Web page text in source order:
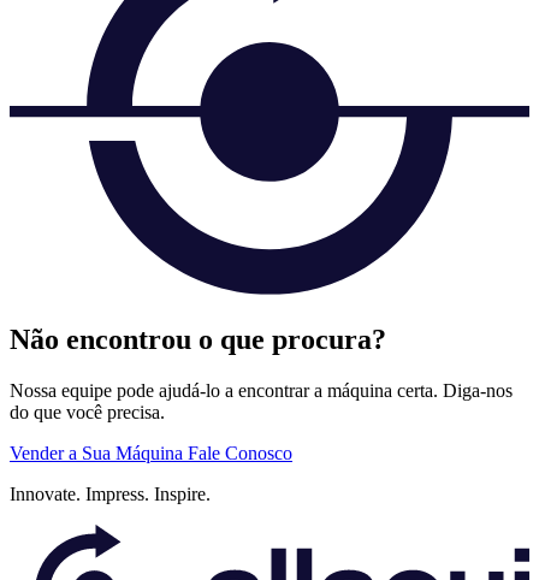
Não encontrou o que procura?
Nossa equipe pode ajudá-lo a encontrar a máquina certa. Diga-nos
do que você precisa.
Vender a Sua Máquina Fale Conosco
Innovate. Impress. Inspire.